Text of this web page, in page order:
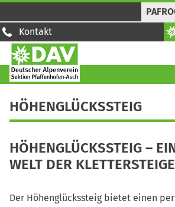
Kontakt
HÖHENGLÜCKSSTEIG
HÖHENGLÜCKSSTEIG –
WELT DER KLETTERSTEIGE
Der Höhenglückssteig bietet einen